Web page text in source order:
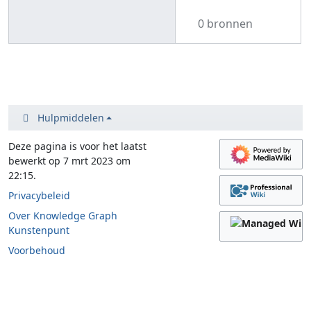
0 bronnen
Hulpmiddelen
Deze pagina is voor het laatst
bewerkt op 7 mrt 2023 om
22:15.
Privacybeleid
Over Knowledge Graph
Kunstenpunt
Voorbehoud